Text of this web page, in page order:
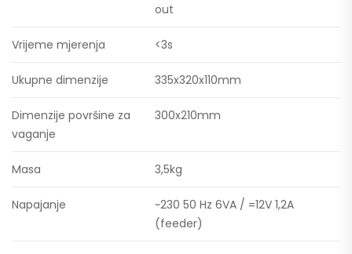
out
Vrijeme mjerenja <3s
Ukupne dimenzije 335x320x110mm
Dimenzije površine za
vaganje
300x210mm
Masa 3,5kg
Napajanje
~230 50 Hz 6VA / =12V 1,2A
(feeder)